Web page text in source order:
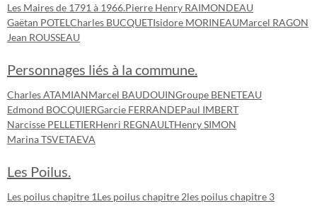
Les Maires de 1791 à 1966.Pierre Henry RAIMONDEAU
Gaëtan POTEL Charles BUCQUETIsidore MORINEAUMarcel RAGON
Jean ROUSSEAU
Personnages liés à la commune.
Charles ATAMIANMarcel BAUDOUINGroupe BENETEAU
Edmond BOCQUIERGarcie FERRANDEPaul IMBERT
Narcisse PELLETIERHenri REGNAULTHenry SIMON
Marina TSVETAEVA
Les Poilus.
Les poilus chapitre 1Les poilus chapitre 2les poilus chapitre 3